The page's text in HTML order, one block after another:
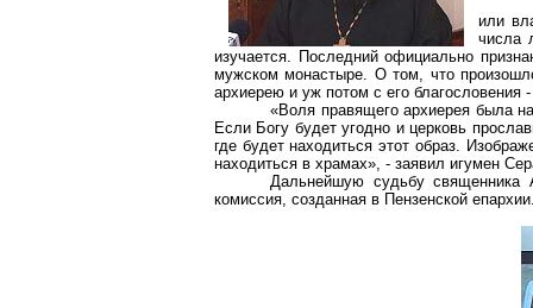
или
числа
изучается. Последний официально
мужском монастыре. О том, что
архиерею и уж потом с его благословения
«Воля правящего архиерея была
Если Богу будет угодно и церковь
где будет находиться этот образ.
находиться в храмах», - заявил игумен
Дальнейшую судьбу священника
комиссия, созданная в Пензенской